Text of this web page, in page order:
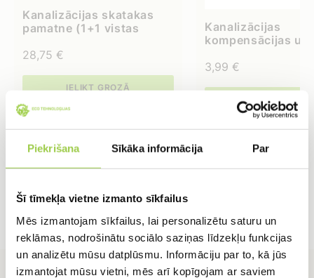
Piekrišana Sīkāka informācija Par
Šī tīmekļa vietne izmanto sīkfailus
Mēs izmantojam sīkfailus, lai personalizētu saturu un
reklāmas, nodrošinātu sociālo saziņas līdzekļu funkcijas
un analizētu mūsu datplūsmu. Informāciju par to, kā jūs
izmantojat mūsu vietni, mēs arī kopīgojam ar saviem
Kanalizācijas skatakas
pamatne (1+1 vistas
28,75 €
IELIKT GROZĀ
Kanalizācijas
kompensācijas
3,99 €
IELIKT GROZĀ